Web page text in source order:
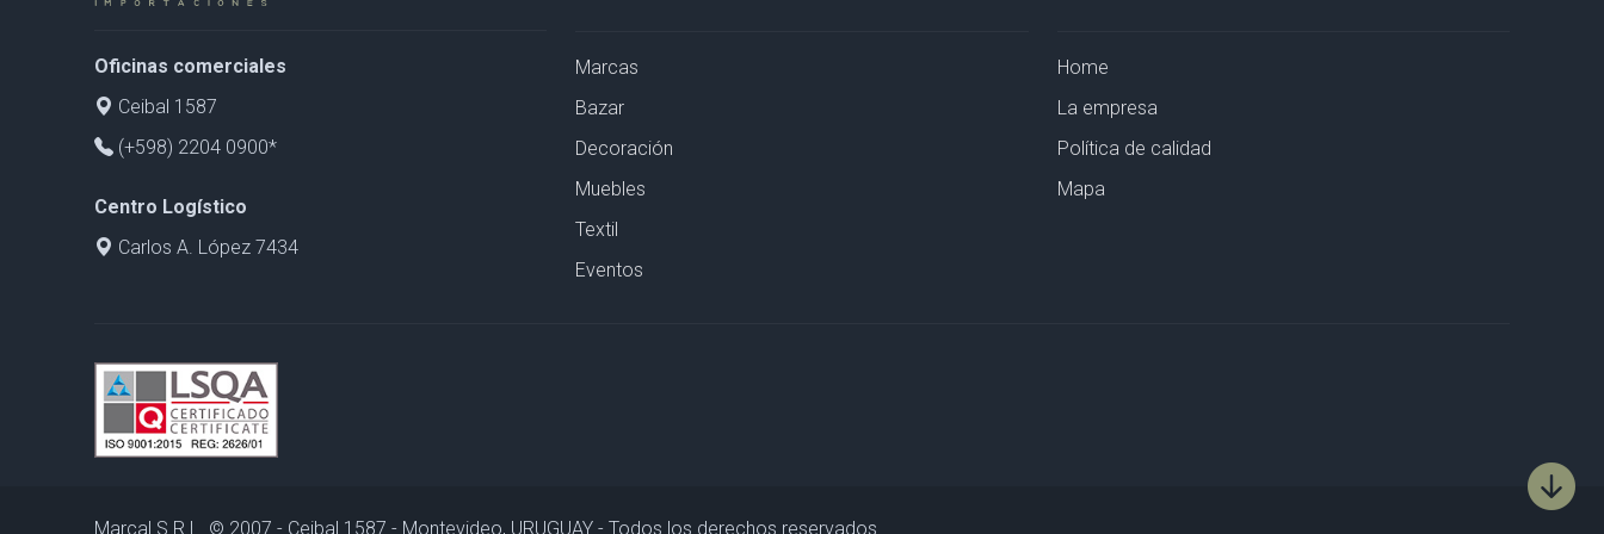
Oficinas comerciales
Ceibal 1587
(+598) 2204 0900*
Centro Logístico
Carlos A. López 7434
Marcas
Bazar
Decoración
Muebles
Textil
Eventos
Home
La empresa
Política de calidad
Mapa
Marcal S.R.L. © 2007 - Ceibal 1587 - Montevideo, URUGUAY - Todos los derechos reservados.